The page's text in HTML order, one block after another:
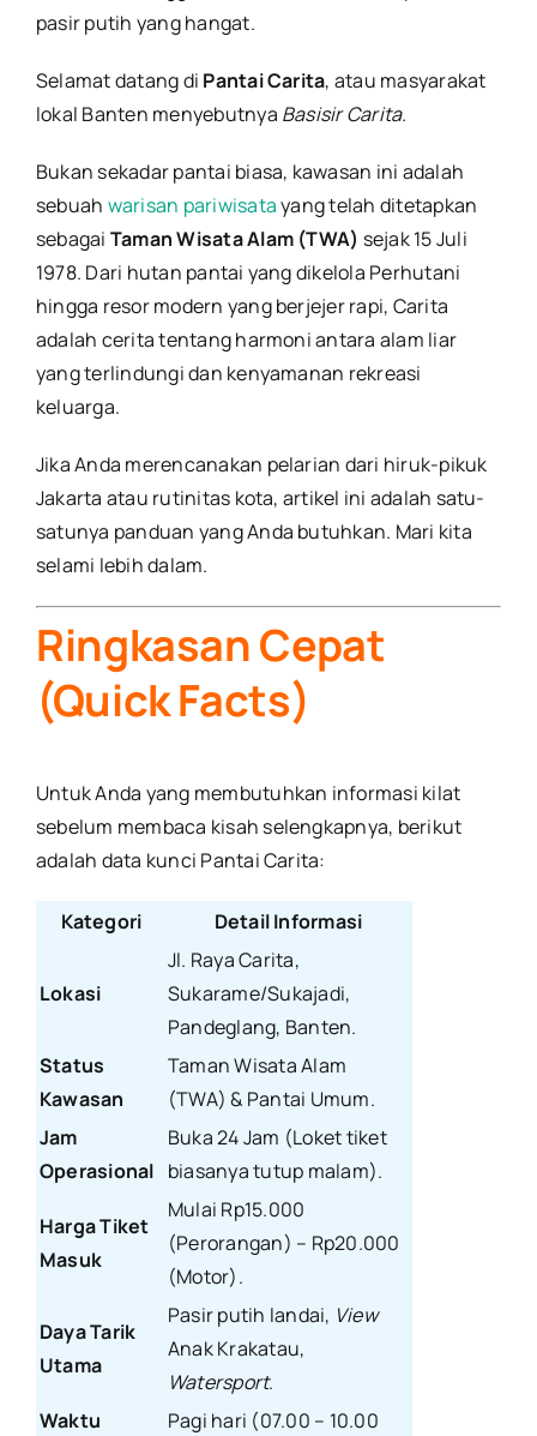
pasir putih yang hangat.
Selamat datang di Pantai Carita, atau masyarakat
lokal Banten menyebutnya Basisir Carita.
Bukan sekadar pantai biasa, kawasan ini adalah
sebuah warisan pariwisatayang telah ditetapkan
sebagai Taman Wisata Alam (TWA) sejak 15 Juli
1978. Dari hutan pantai yang dikelola Perhutani
hingga resor modern yang berjejer rapi, Carita
adalah cerita tentang harmoni antara alam liar
yang terlindungi dan kenyamanan rekreasi
keluarga.
Jika Anda merencanakan pelarian dari hiruk-pikuk
Jakarta atau rutinitas kota, artikel ini adalah satu-
satunya panduan yang Anda butuhkan. Mari kita
selami lebih dalam.
Ringkasan Cepat
(Quick Facts)
Untuk Anda yang membutuhkan informasi kilat
sebelum membaca kisah selengkapnya, berikut
adalah data kunci Pantai Carita:
Kategori Detail Informasi
Lokasi
Jl. Raya Carita,
Sukarame/Sukajadi,
Pandeglang, Banten.
Status
Kawasan
Taman Wisata Alam
(TWA) & Pantai Umum.
Jam
Operasional
Buka 24 Jam (Loket tiket
biasanya tutup malam).
Harga Tiket
Masuk
Mulai Rp15.000
(Perorangan) – Rp20.000
(Motor).
Daya Tarik
Utama
Pasir putih landai, View
Anak Krakatau,
Watersport.
Waktu
Pagi hari (07.00 – 10.00